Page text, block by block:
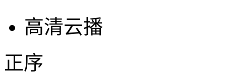
高清云播
正序